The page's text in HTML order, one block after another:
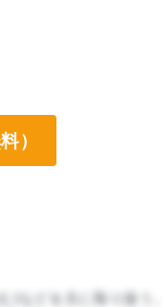
)などを主に取り扱う。
）